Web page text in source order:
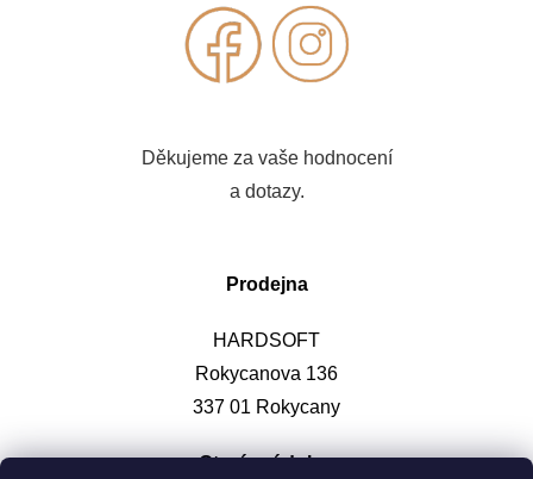
Děkujeme za vaše hodnocení
a dotazy.
Prodejna
HARDSOFT
Rokycanova 136
337 01 Rokycany
Otevírací doba: